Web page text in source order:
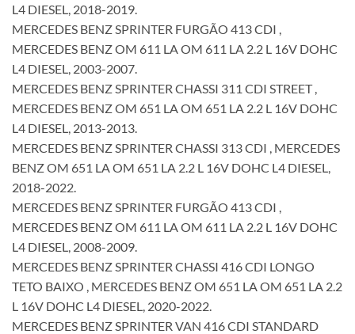
L4 DIESEL, 2018-2019.
MERCEDES BENZ SPRINTER FURGÃO 413 CDI ,
MERCEDES BENZ OM 611 LA OM 611 LA 2.2 L 16V DOHC
L4 DIESEL, 2003-2007.
MERCEDES BENZ SPRINTER CHASSI 311 CDI STREET ,
MERCEDES BENZ OM 651 LA OM 651 LA 2.2 L 16V DOHC
L4 DIESEL, 2013-2013.
MERCEDES BENZ SPRINTER CHASSI 313 CDI , MERCEDES
BENZ OM 651 LA OM 651 LA 2.2 L 16V DOHC L4 DIESEL,
2018-2022.
MERCEDES BENZ SPRINTER FURGÃO 413 CDI ,
MERCEDES BENZ OM 611 LA OM 611 LA 2.2 L 16V DOHC
L4 DIESEL, 2008-2009.
MERCEDES BENZ SPRINTER CHASSI 416 CDI LONGO
TETO BAIXO , MERCEDES BENZ OM 651 LA OM 651 LA 2.2
L 16V DOHC L4 DIESEL, 2020-2022.
MERCEDES BENZ SPRINTER VAN 416 CDI STANDARD